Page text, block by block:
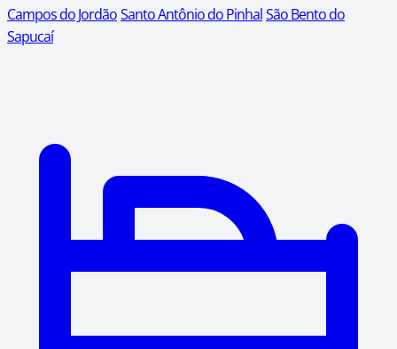
Campos do JordãoSanto Antônio do PinhalSão Bento do
Sapucaí